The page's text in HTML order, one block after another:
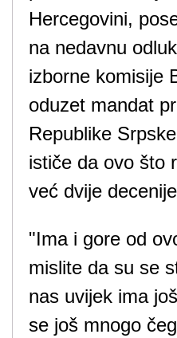
Hercegovini,
na nedavnu
izborne komisije
oduzet mandat
Republike
ističe da ovo što
već dvije
"Ima i gore od
mislite da su se
nas uvijek ima
se još mnogo